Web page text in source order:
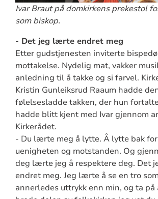
Ivar Braut på domkirkens prekestol
som biskop.
- Det jeg lærte endret meg
Etter gudstjenesten inviterte
mottakelse. Nydelig mat, vakker
anledning til å takke og si farvel.
Kristin Gunleiksrud Raaum hadde
følelsesladde takken, der hun
hadde blitt kjent med Ivar gjennom
Kirkerådet.
- Du lærte meg å lytte. Å lytte bak
uenigheten og motstanden. Og
deg lærte jeg å respektere deg. Det
endret meg. Jeg lærte å se en tro
annerledes uttrykk enn min, og ta på